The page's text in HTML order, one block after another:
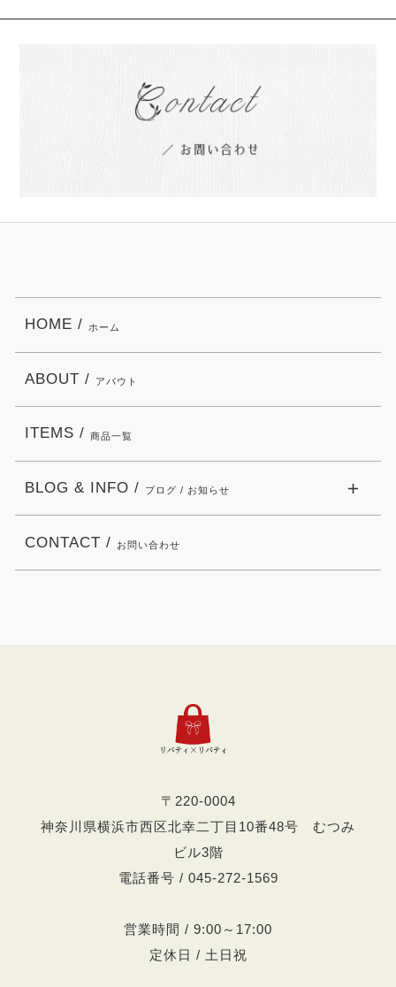
〒220-0004
神奈川県横浜市西区北幸二丁目10番48号 むつみ
ビル3階
電話番号 / 045-272-1569
営業時間 / 9:00～17:00
定休日 / 土日祝
HOME / ホーム
ABOUT / アバウト
ITEMS / 商品一覧
BLOG & INFO / ブログ / お知らせ
CONTACT / お問い合わせ